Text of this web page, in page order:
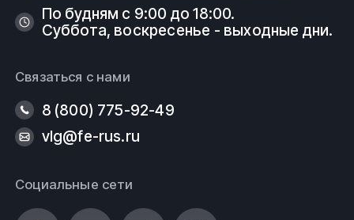
По будням с 9:00 до 18:00.
Суббота, воскресенье - выходные дни.
Связаться с нами
8 (800) 775-92-49
vlg@fe-rus.ru
Социальные сети